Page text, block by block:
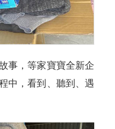
事，等家寶寶全新企
中，看到、聽到、遇